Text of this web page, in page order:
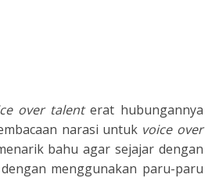
over talenterat hubungannya
narasi untuk voice over
bahu agar sejajar dengan
menggunakan paru-paru